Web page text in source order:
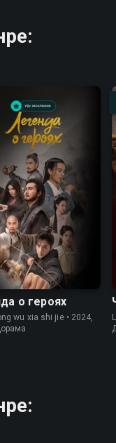
о героях
wu xia shi jie • 2024,